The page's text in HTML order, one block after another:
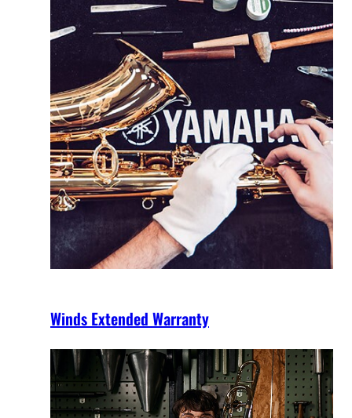
Winds Extended Warranty